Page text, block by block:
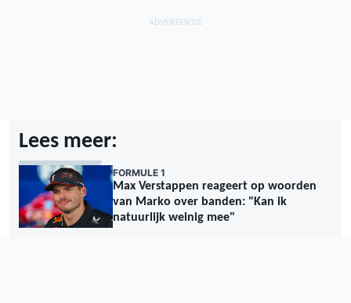
Lees meer:
FORMULE 1
Max Verstappen reageert op woorden
van Marko over banden: "Kan ik
natuurlijk weinig mee"